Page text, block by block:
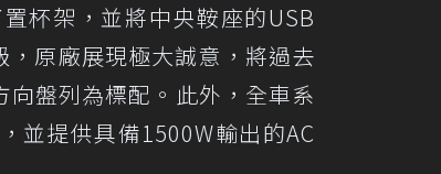
杯架，並將中央鞍座的USB
原廠展現極大誠意，將過去
盤列為標配。此外，全車系
並提供具備1500W輸出的AC